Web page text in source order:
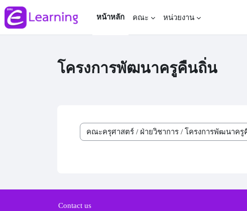
ข้ามไปที่เนื้อหาหลัก
หน้าหลัก
คณะ หน่วยงาน
โครงการพัฒนาครูคืนถิ่น
ประเภทของรายวิชา
Contact us